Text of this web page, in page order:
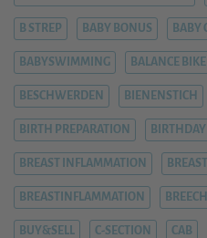
B STREP BABY BONUS BABY
BABYSWIMMING BALANCE BIKE
BESCHWERDEN BIENENSTICH
BIRTH PREPARATION
BREAST INFLAMMATION
BREASTINFLAMMATION BREECH
BUY&SELL C-SECTION CAB